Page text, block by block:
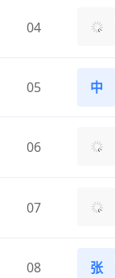
04
05 中
06
07
08 张